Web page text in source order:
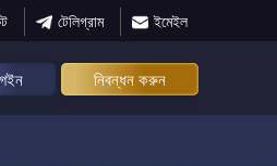
টেলিগ্রাম ইমেইল
নিবন্ধন করুন